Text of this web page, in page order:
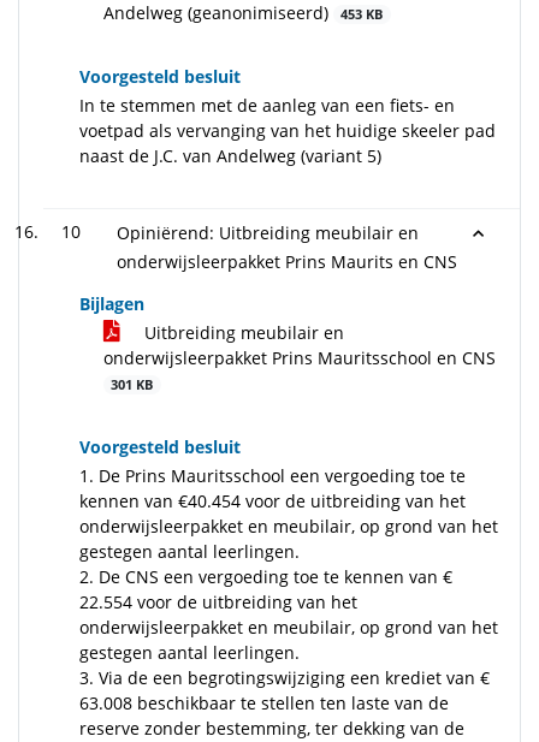
Andelweg (geanonimiseerd)
453 KB
Voorgesteld besluit
In te stemmen met de aanleg van een fiets- en
voetpad als vervanging van het huidige skeeler pad
naast de J.C. van Andelweg (variant 5)
10
Opiniërend: Uitbreiding meubilair en
onderwijsleerpakket Prins Maurits en CNS
Bijlagen
Uitbreiding meubilair en
onderwijsleerpakket Prins Mauritsschool en CNS
301 KB
Voorgesteld besluit
1. De Prins Mauritsschool een vergoeding toe te
kennen van €40.454 voor de uitbreiding van het
onderwijsleerpakket en meubilair, op grond van het
gestegen aantal leerlingen.
2. De CNS een vergoeding toe te kennen van €
22.554 voor de uitbreiding van het
onderwijsleerpakket en meubilair, op grond van het
gestegen aantal leerlingen.
3. Via de een begrotingswijziging een krediet van €
63.008 beschikbaar te stellen ten laste van de
reserve zonder bestemming, ter dekking van de